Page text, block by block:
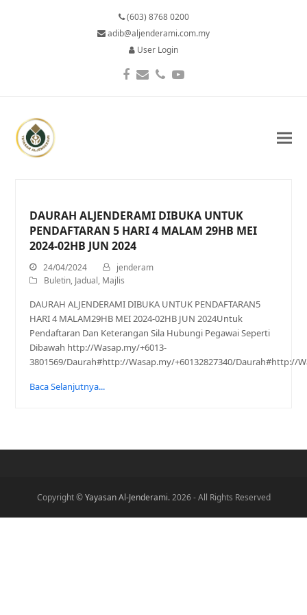
(603) 8768 0200
adib@aljenderami.com.my
User Login
Facebook
EmailPhoneYouTube
DAURAH ALJENDERAMI DIBUKA UNTUK
PENDAFTARAN 5 HARI 4 MALAM 29HB MEI
2024-02HB JUN 2024
24/04/2024
jenderam
Buletin, Jadual, Majlis
DAURAH ALJENDERAMI DIBUKA UNTUK PENDAFTARAN5
HARI 4 MALAM29HB MEI 2024-02HB JUN 2024Untuk
Pendaftaran Dan Keterangan Sila Hubungi Pegawai Seperti
Dibawah http://Wasap.my/+6013-
3801569/Daurah#http://Wasap.my/+60132827340/Daurah#http://
Baca Selanjutnya...
Copyright ©Yayasan Al-Jenderami.2026 - All Rights Reserved